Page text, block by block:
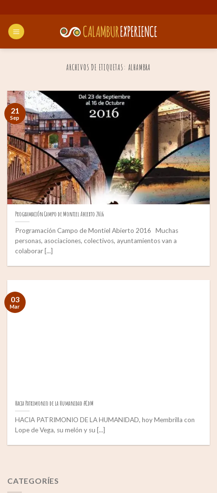
contenido
ARCHIVOS DE ETIQUETAS: ALHAMBRA
Programación Campo de Montiel Abierto 2016
Programación Campo de Montiel Abierto 2016 Muchas
personas, asociaciones, colectivos, ayuntamientos van a
colaborar [...]
21
Sep
Hacia Patrimonio de la Humanidad #CdM
HACIA PATRIMONIO DE LA HUMANIDAD, hoy Membrilla con
Lope de Vega, su melón y su [...]
03
Mar
CATEGORÍES